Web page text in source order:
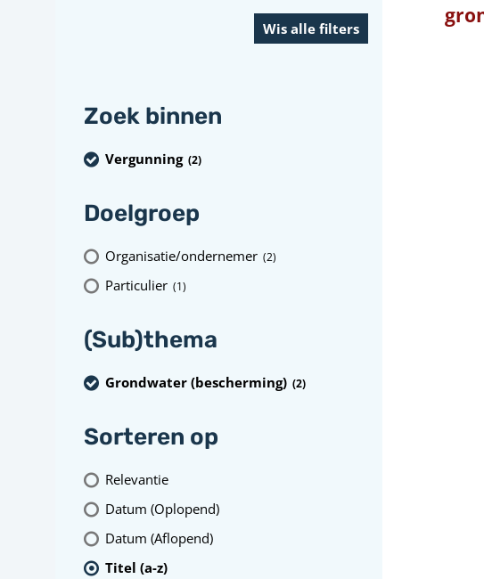
Zoek binnen
Vergunning (2)
Doelgroep
Organisatie/ondernemer (2)
Particulier (1)
(Sub)thema
Grondwater (bescherming) (2)
Sorteren op
Relevantie
Datum (Oplopend)
Datum (Aflopend)
Titel (a-z)